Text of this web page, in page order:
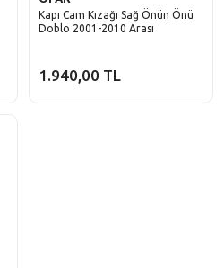
Kapı Cam Kızağı Sağ Önün Önü
Doblo 2001-2010 Arası
1.940,00 TL